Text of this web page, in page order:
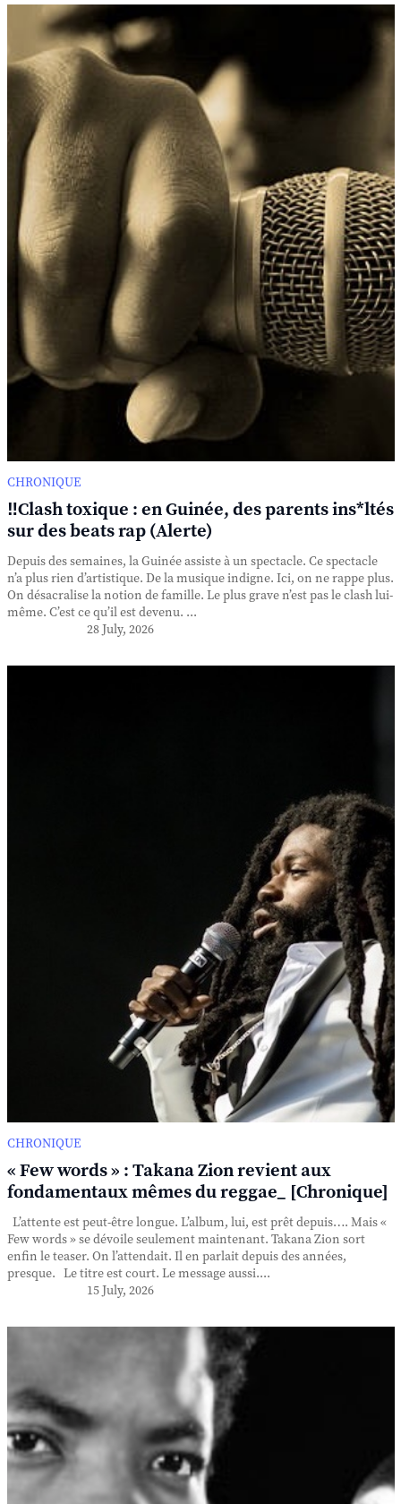
CHRONIQUE
‼️Clash toxique : en Guinée, des parents ins*ltés
sur des beats rap (Alerte)
Depuis des semaines, la Guinée assiste à un spectacle. Ce spectacle
n’a plus rien d’artistique. De la musique indigne. Ici, on ne rappe plus.
On désacralise la notion de famille. Le plus grave n’est pas le clash lui-
même. C’est ce qu’il est devenu. ...
28 July, 2026
CHRONIQUE
« Few words » : Takana Zion revient aux
fondamentaux mêmes du reggae_ [Chronique]
L’attente est peut-être longue. L’album, lui, est prêt depuis…. Mais «
Few words » se dévoile seulement maintenant. Takana Zion sort
enfin le teaser. On l’attendait. Il en parlait depuis des années,
presque. Le titre est court. Le message aussi....
15 July, 2026